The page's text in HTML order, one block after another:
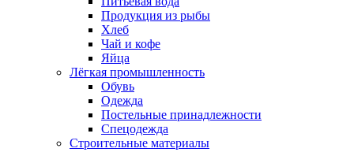
Продукция из рыбы
Хлеб
Чай и кофе
Яйца
Лёгкая промышленность
Обувь
Одежда
Постельные принадлежности
Спецодежда
Строительные материалы